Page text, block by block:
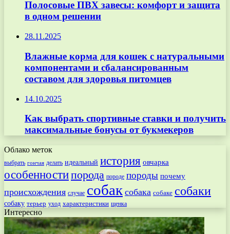
Полосовые ПВХ завесы: комфорт и защита
в одном решении
28.11.2025
Влажные корма для кошек с натуральными
компонентами и сбалансированным
составом для здоровья питомцев
14.10.2025
Как выбрать спортивные ставки и получить
максимальные бонусы от букмекеров
Облако меток
выбрать гончая делать идеальный история овчарка
особенностипорода породе породы почему
происхождения случае собак собака собаке собаки
собаку терьер уход характеристики щенка
Интересно